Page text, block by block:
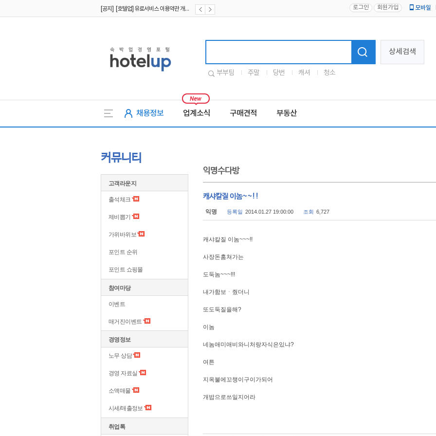
[공지] [호텔업] 유료서비스 이용약관 개정본2 (19.09.02) 로그인 회원가입 모바일
상세검색
부부팀 주말 당번 캐셔 청소
채용정보 업계소식 구매견적 부동산
커뮤니티
고객라운지
출석체크
제비뽑기
가위바위보
포인트 순위
포인트 쇼핑몰
참여마당
이벤트
매거진이벤트
경영정보
노무 상담
경영 자료실
소액매물
시세/매출정보
취업톡
익명수다방
캐샤칼질 이놈~~!!
익명 등록일 2014.01.27 19:00:00 조회 6,727
캐샤칼질 이놈~~~!!
사장돈훔쳐가는
도둑놈~~~!!!
내가함보ㆍ줬더니
또도둑질을해?
이놈
네놈애미애비와니처랑자식은있냐?
여튼
지옥불에꼬챙이구이가되어
개밥으로쓰일지어라